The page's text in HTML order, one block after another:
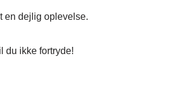
en dejlig oplevelse.
du ikke fortryde!